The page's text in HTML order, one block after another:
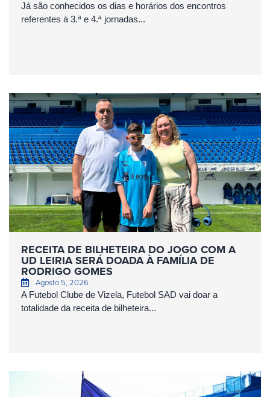
Já são conhecidos os dias e horários dos encontros
referentes à 3.ª e 4.ª jornadas...
RECEITA DE BILHETEIRA DO JOGO COM A
UD LEIRIA SERÁ DOADA À FAMÍLIA DE
RODRIGO GOMES
Agosto 5, 2026
A Futebol Clube de Vizela, Futebol SAD vai doar a
totalidade da receita de bilheteira...